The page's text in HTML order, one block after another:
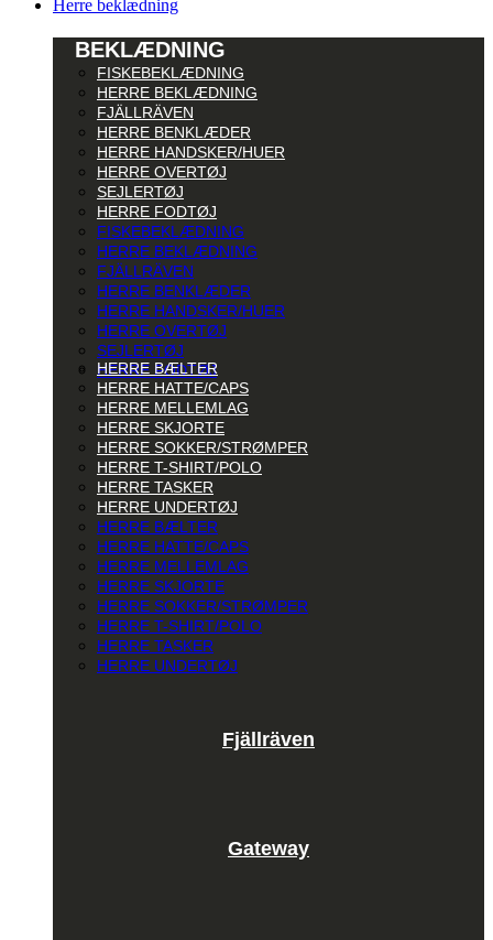
Herre beklædning
BEKLÆDNING
FISKEBEKLÆDNING
HERRE BEKLÆDNING
FJÄLLRÄVEN
HERRE BENKLÆDER
HERRE HANDSKER/HUER
HERRE OVERTØJ
SEJLERTØJ
HERRE FODTØJ
FISKEBEKLÆDNING
HERRE BEKLÆDNING
FJÄLLRÄVEN
HERRE BENKLÆDER
HERRE HANDSKER/HUER
HERRE OVERTØJ
SEJLERTØJ
HERRE FODTØJ
HERRE BÆLTER
HERRE HATTE/CAPS
HERRE MELLEMLAG
HERRE SKJORTE
HERRE SOKKER/STRØMPER
HERRE T-SHIRT/POLO
HERRE TASKER
HERRE UNDERTØJ
HERRE BÆLTER
HERRE HATTE/CAPS
HERRE MELLEMLAG
HERRE SKJORTE
HERRE SOKKER/STRØMPER
HERRE T-SHIRT/POLO
HERRE TASKER
HERRE UNDERTØJ
Fjällräven
Gateway